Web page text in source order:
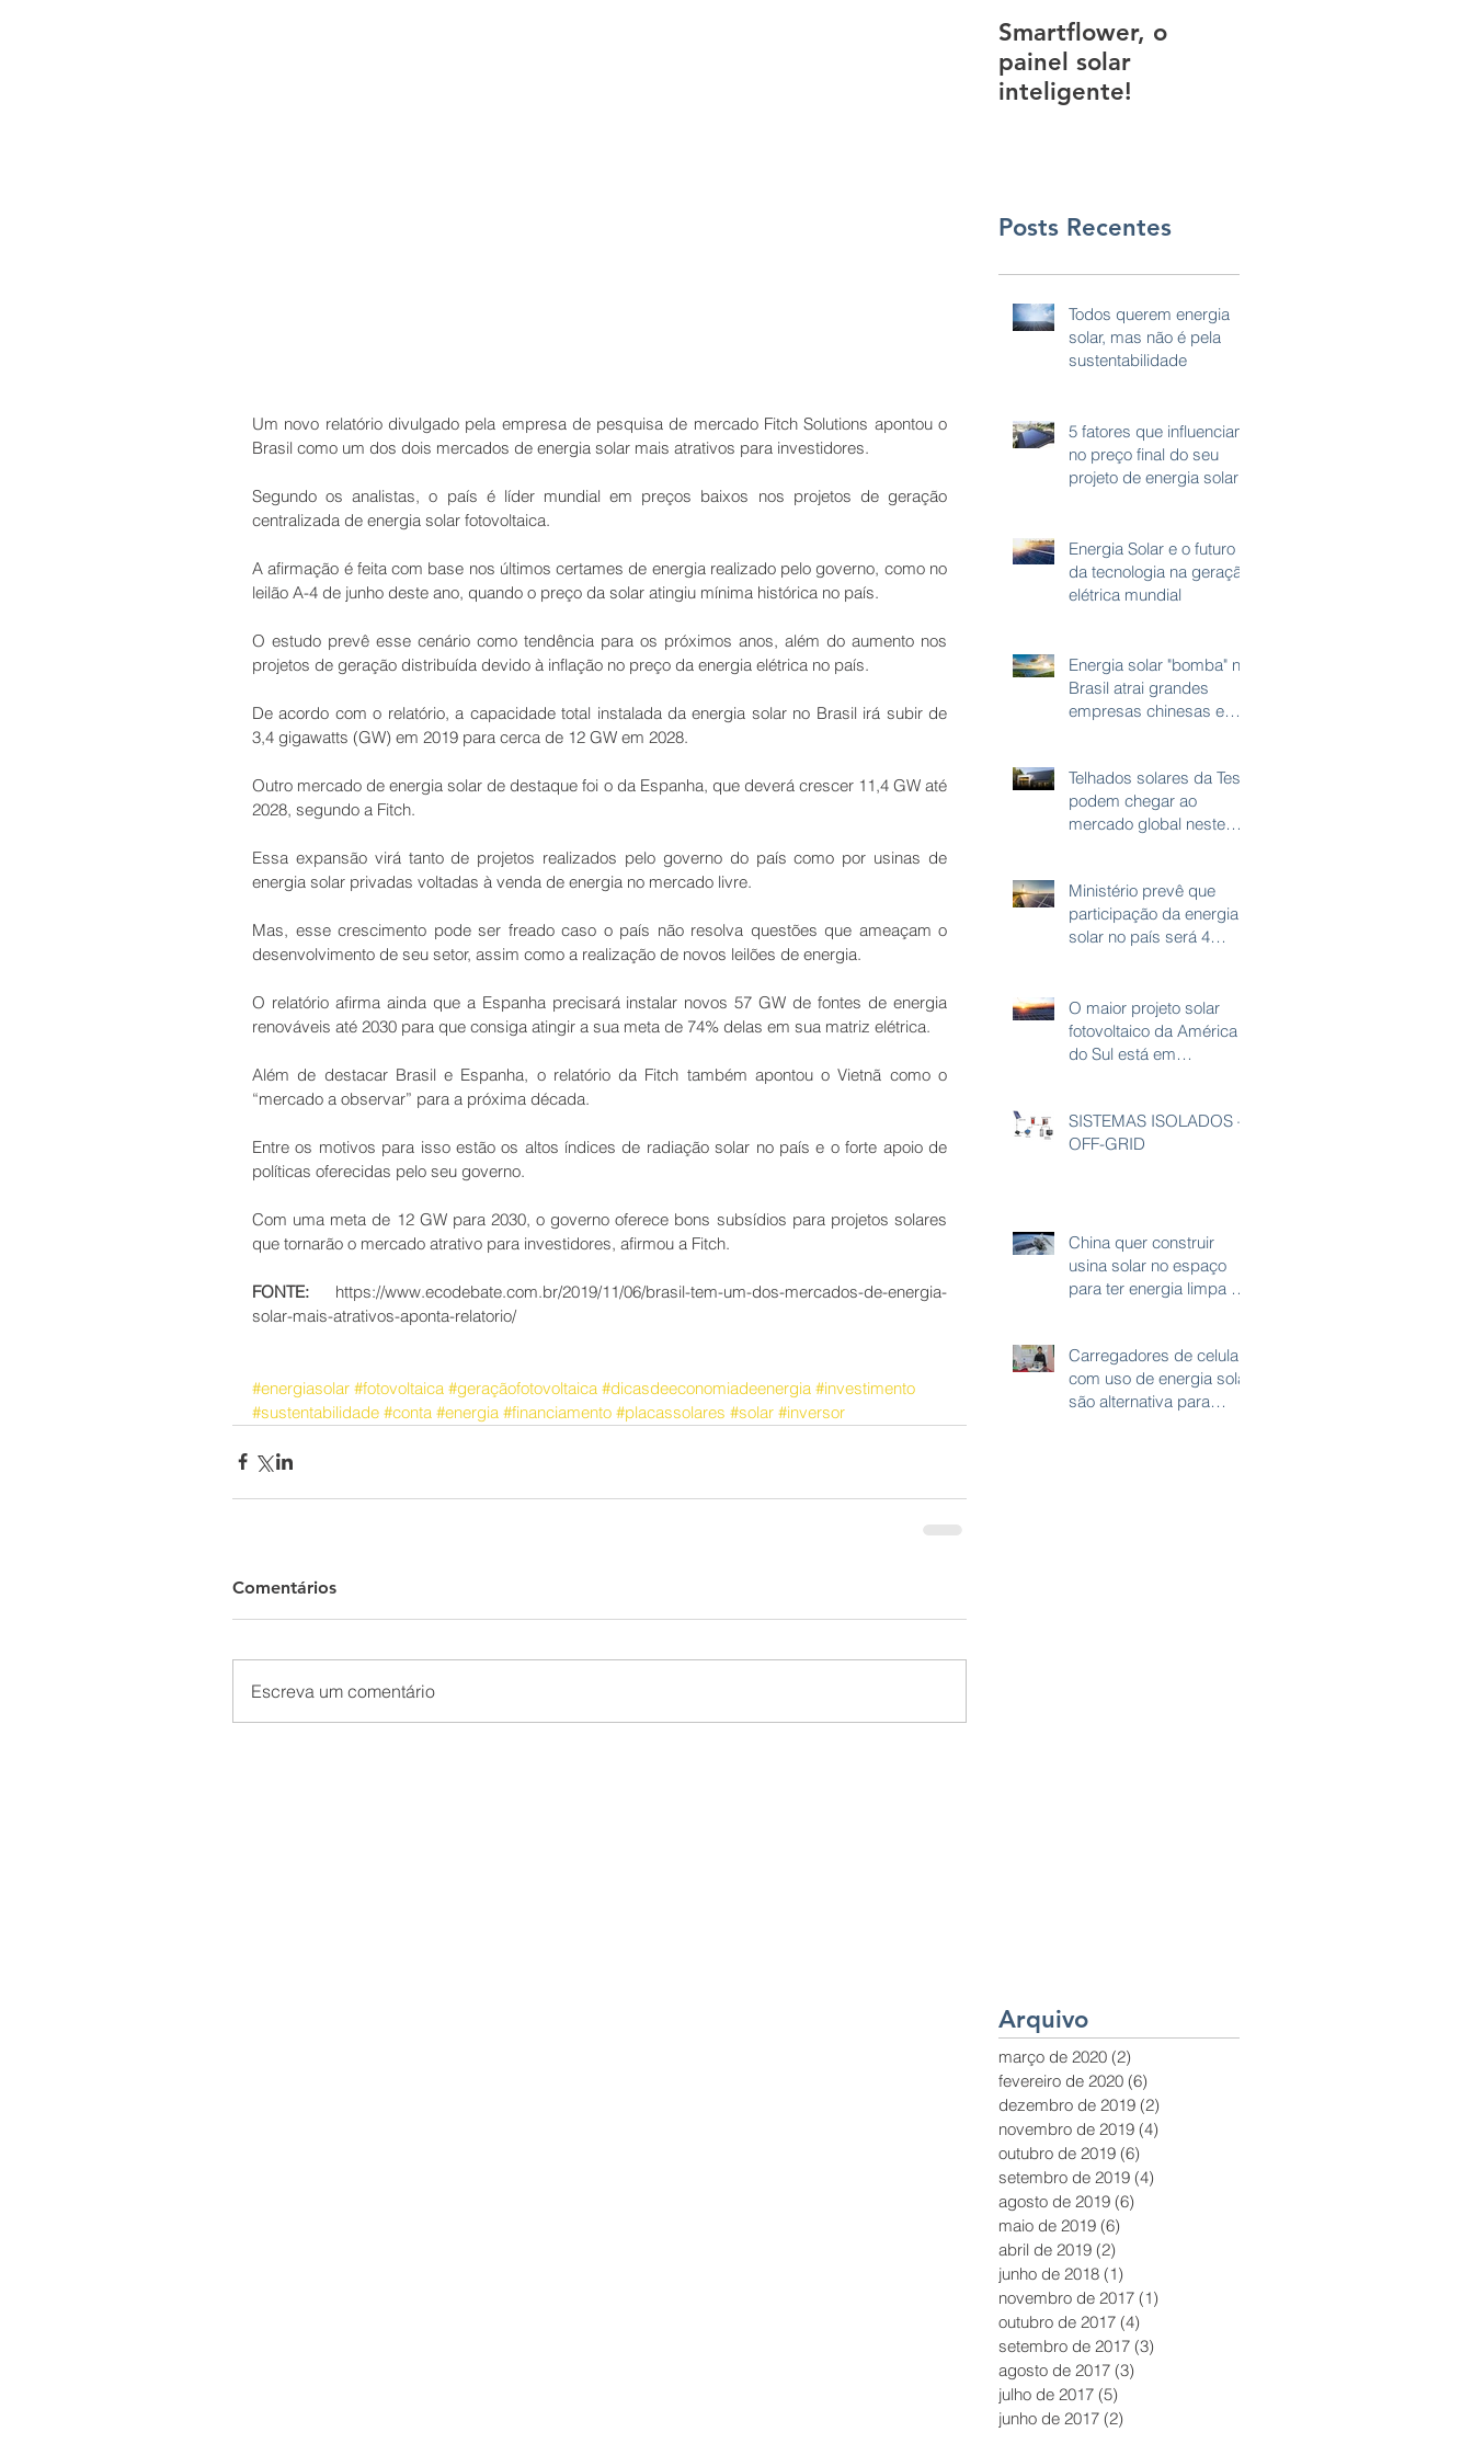
Um novo relatório divulgado pela empresa de pesquisa de mercado Fitch Solutions apontou o
Brasil como um dos dois mercados de energia solar mais atrativos para investidores.
Segundo os analistas, o país é líder mundial em preços baixos nos projetos de geração
centralizada de energia solar fotovoltaica.
A afirmação é feita com base nos últimos certames de energia realizado pelo governo, como no
leilão A-4 de junho deste ano, quando o preço da solar atingiu mínima histórica no país.
O estudo prevê esse cenário como tendência para os próximos anos, além do aumento nos
projetos de geração distribuída devido à inflação no preço da energia elétrica no país.
De acordo com o relatório, a capacidade total instalada da energia solar no Brasil irá subir de
3,4 gigawatts (GW) em 2019 para cerca de 12 GW em 2028.
Outro mercado de energia solar de destaque foi o da Espanha, que deverá crescer 11,4 GW até
2028, segundo a Fitch.
Essa expansão virá tanto de projetos realizados pelo governo do país como por usinas de
energia solar privadas voltadas à venda de energia no mercado livre.
Mas, esse crescimento pode ser freado caso o país não resolva questões que ameaçam o
desenvolvimento de seu setor, assim como a realização de novos leilões de energia.
O relatório afirma ainda que a Espanha precisará instalar novos 57 GW de fontes de energia
renováveis até 2030 para que consiga atingir a sua meta de 74% delas em sua matriz elétrica.
Além de destacar Brasil e Espanha, o relatório da Fitch também apontou o Vietnã como o
“mercado a observar” para a próxima década.
Entre os motivos para isso estão os altos índices de radiação solar no país e o forte apoio de
políticas oferecidas pelo seu governo.
Com uma meta de 12 GW para 2030, o governo oferece bons subsídios para projetos solares
que tornarão o mercado atrativo para investidores, afirmou a Fitch.
FONTE: https://www.ecodebate.com.br/2019/11/06/brasil-tem-um-dos-mercados-de-energia-
solar-mais-atrativos-aponta-relatorio/
#energiasolar #fotovoltaica #geraçãofotovoltaica #dicasdeeconomiadeenergia #investimento
#sustentabilidade #conta #energia #financiamento #placassolares #solar #inversor
Comentários
Escreva um comentário
Smartflower, o
painel solar
inteligente!
Posts Recentes
Todos querem energia
solar, mas não é pela
sustentabilidade
5 fatores que influenciam
no preço final do seu
projeto de energia solar
Energia Solar e o futuro
da tecnologia na geração
elétrica mundial
Energia solar "bomba" no
Brasil atrai grandes
empresas chinesas e
Telhados solares da Tesla
podem chegar ao
mercado global neste
Ministério prevê que
participação da energia
solar no país será 4
O maior projeto solar
fotovoltaico da América
do Sul está em
SISTEMAS ISOLADOS –
OFF-GRID
China quer construir
usina solar no espaço
para ter energia limpa e
Carregadores de celular
com uso de energia solar
são alternativa para
Arquivo
março de 2020 (2)
fevereiro de 2020 (6)
dezembro de 2019 (2)
novembro de 2019 (4)
outubro de 2019 (6)
setembro de 2019 (4)
agosto de 2019 (6)
maio de 2019 (6)
abril de 2019 (2)
junho de 2018 (1)
novembro de 2017 (1)
outubro de 2017 (4)
setembro de 2017 (3)
agosto de 2017 (3)
julho de 2017 (5)
junho de 2017 (2)